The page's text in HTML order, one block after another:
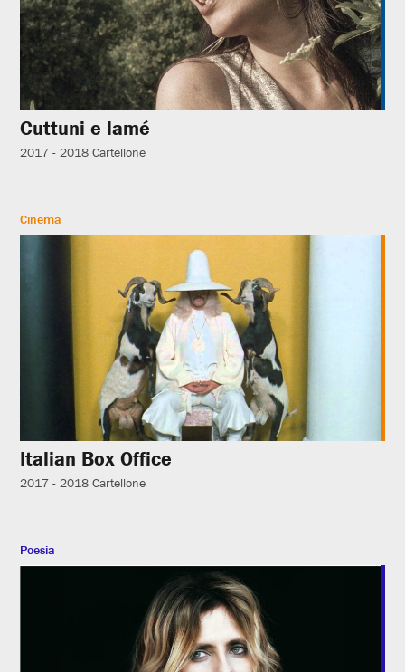
Cuttuni e lamé
2017 - 2018 Cartellone
Cinema
Italian Box Office
2017 - 2018 Cartellone
Poesia